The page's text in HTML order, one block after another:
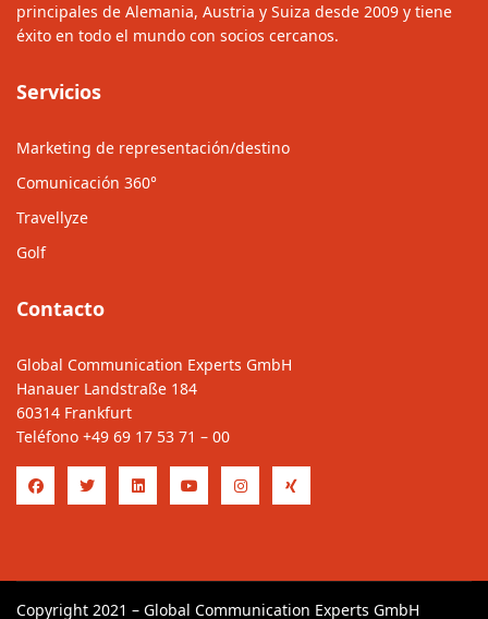
principales de Alemania, Austria y Suiza desde 2009 y tiene
éxito en todo el mundo con socios cercanos.
Servicios
Marketing de representación/destino
Comunicación 360°
Travellyze
Golf
Contacto
Global Communication Experts GmbH
Hanauer Landstraße 184
60314 Frankfurt
Teléfono +49 69 17 53 71 – 00
Copyright 2021 – Global Communication Experts GmbH